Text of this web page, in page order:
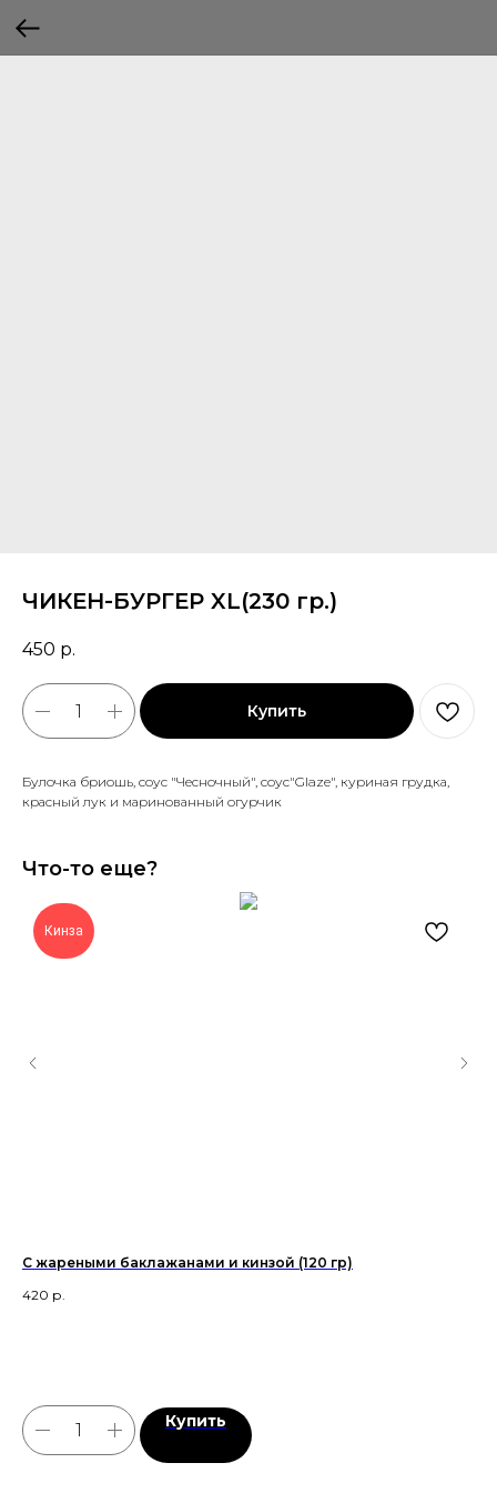
ЧИКЕН-БУРГЕР XL(230 гр.)
450 р.
Купить
Булочка бриошь, соус "Чесночный", соус"Glaze", куриная грудка,
красный лук и маринованный огурчик
Что-то еще?
Кинза
С жареными баклажанами и кинзой (120 гр)
420 р.
Купить